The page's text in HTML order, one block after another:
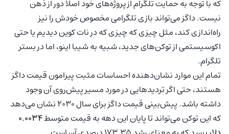
که با توجه به حمایت تلگرام از پروژه‌های خود اصلاً دور از ذهن
نیست. داگز می‌تواند بازی تلگرامی مخصوص خودش را نیز
راه‌اندازی کند، مثل چیزی که چیزی که در نات کوین دیدیم یا حتی
اکوسیستمی از توکن‌های جدید، شبیه به شیبا اینو، اما در بستر
تلگرام.
تمام این موارد نشان‌دهنده احساسات مثبت پیرامون قیمت داگز
هستند، حتی اگر تردیدهایی در مورد مسیر پیش‌روی آن وجود
داشته باشد. پیش‌بینی قیمت داگز ‌برای سال 2030 نشان می‌دهد
که این توکن می‌تواند تا پایان این دهه به قیمت متوسط0.0034